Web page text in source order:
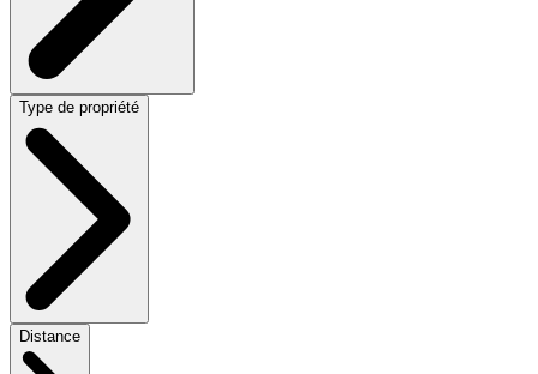
Type de propriété
Distance